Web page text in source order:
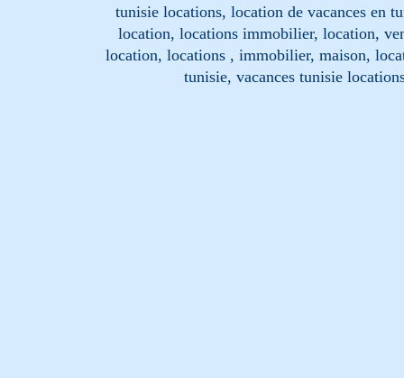
tunisie locations, location de vacances en
location, locations immobilier, location,
location, locations , immobilier, maison,
tunisie, vacances tunisie